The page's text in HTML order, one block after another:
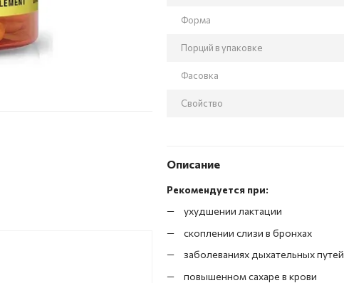
Форма
Порций в упаковке
Фасовка
Свойство
Описание
Рекомендуется при:
ухудшении лактации
скоплении слизи в бронхах
заболеваниях дыхательных путей
повышенном сахаре в крови